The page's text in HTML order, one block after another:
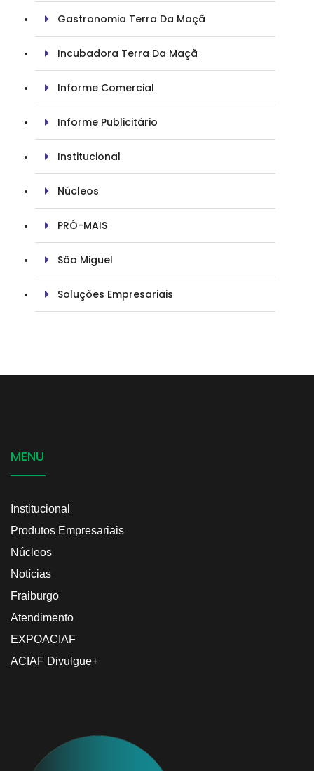
Gastronomia Terra Da Maçã
Incubadora Terra Da Maçã
Informe Comercial
Informe Publicitário
Institucional
Núcleos
PRÓ-MAIS
São Miguel
Soluções Empresariais
MENU
Institucional
Produtos Empresariais
Núcleos
Notícias
Fraiburgo
Atendimento
EXPOACIAF
ACIAF Divulgue+